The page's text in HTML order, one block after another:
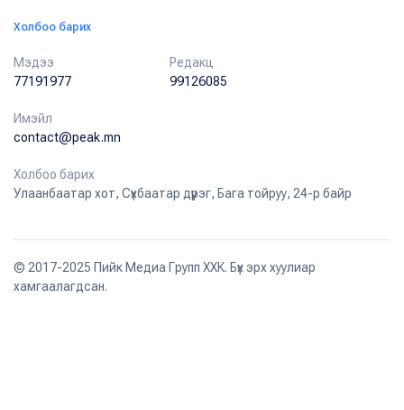
Холбоо барих
Мэдээ
77191977
Редакц
99126085
Имэйл
contact@peak.mn
Холбоо барих
Улаанбаатар хот, Сүхбаатар дүүрэг, Бага тойруу, 24-р байр
© 2017-2025 Пийк Медиа Групп ХХК. Бүх эрх хуулиар
хамгаалагдсан.